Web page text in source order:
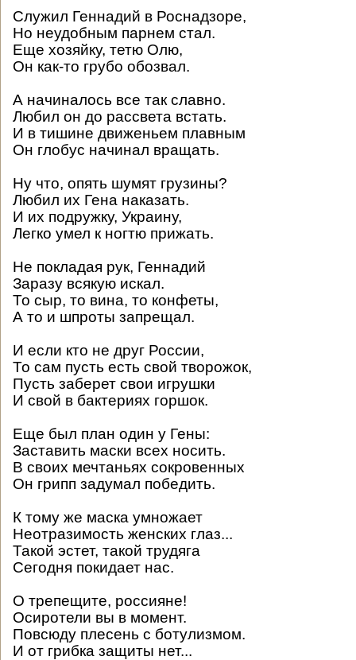
Служил Геннадий в Роснадзоре,
Но неудобным парнем стал.
Еще хозяйку, тетю Олю,
Он как-то грубо обозвал.
А начиналось все так славно.
Любил он до рассвета встать.
И в тишине движеньем плавным
Он глобус начинал вращать.
Ну что, опять шумят грузины?
Любил их Гена наказать.
И их подружку, Украину,
Легко умел к ногтю прижать.
Не покладая рук, Геннадий
Заразу всякую искал.
То сыр, то вина, то конфеты,
А то и шпроты запрещал.
И если кто не друг России,
То сам пусть есть свой творожок,
Пусть заберет свои игрушки
И свой в бактериях горшок.
Еще был план один у Гены:
Заставить маски всех носить.
В своих мечтаньях сокровенных
Он грипп задумал победить.
К тому же маска умножает
Неотразимость женских глаз...
Такой эстет, такой трудяга
Сегодня покидает нас.
О трепещите, россияне!
Осиротели вы в момент.
Повсюду плесень с ботулизмом.
И от грибка защиты нет...